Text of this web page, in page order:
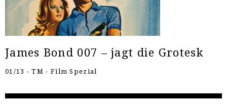
James Bond 007 – jagt die Grotesk
01/13 - TM - Film Spezial